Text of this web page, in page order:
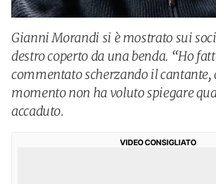
Gianni Morandi si è mostrato sui
destro coperto da una benda. “Ho
commentato scherzando il cantante,
momento non ha voluto spiegare
accaduto.
VIDEO CONSIGLIATO